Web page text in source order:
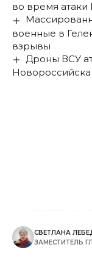
во время
военные в
взрывы
Дроны ВСУ
Новороссийска
СВЕТЛАНА
ЗАМЕСТИТЕЛЬ